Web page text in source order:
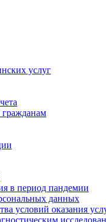
услуг
в период пандемии
данных
условий оказания